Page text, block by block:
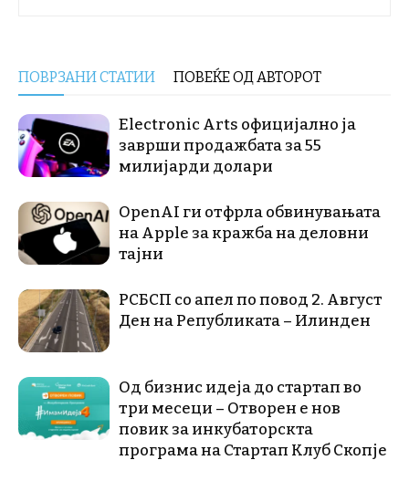
ПОВРЗАНИ СТАТИИ ПОВЕЌЕ ОД АВТОРОТ
Electronic Arts официјално ја
заврши продажбата за 55
милијарди долари
OpenAI ги отфрла обвинувањата
на Apple за кражба на деловни
тајни
РСБСП со апел по повод 2. Август
Ден на Републиката – Илинден
Од бизнис идеја до стартап во
три месеци – Отворен е нов
повик за инкубаторскта
програма на Стартап Клуб Скопје